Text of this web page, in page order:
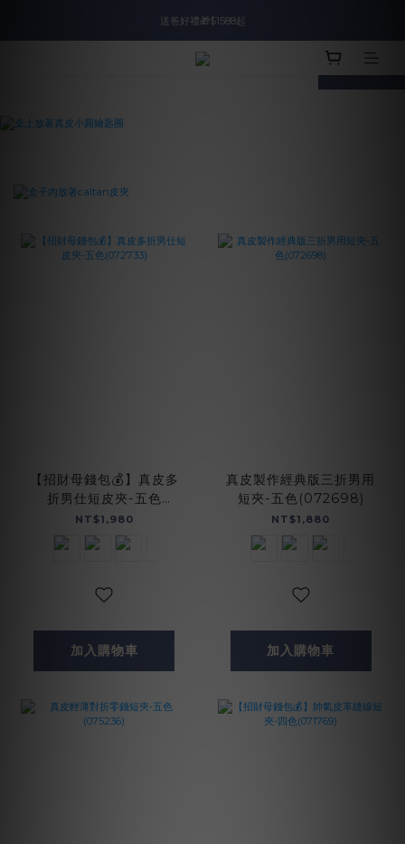
入會即領$888購物金🙌
送爸好禮🎁$1588起
滿$2000現折$100👏累計無上限 prev next
【招財母錢包💰】真皮多
折男仕短皮夾-五色
(072733)
NT$1,980
加入購物車
真皮製作經典版三折男用
短夾-五色(072698)
NT$1,880
加入購物車